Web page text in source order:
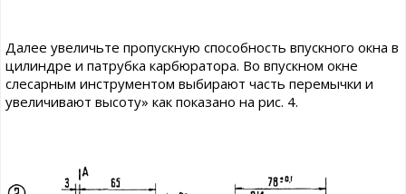
Далее увеличьте пропускную способность впускного окна в
цилиндре и патрубка карбюратора. Во впускном окне
слесарным инструментом выбирают часть перемычки и
увеличивают высоту» как показано на рис. 4.